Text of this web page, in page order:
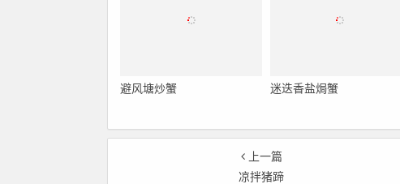
避风塘炒蟹 迷迭香盐焗蟹
上一篇
凉拌猪蹄